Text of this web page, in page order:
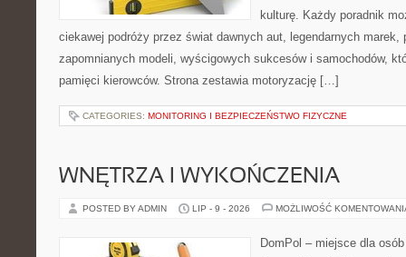
kulturę. Każdy poradnik
ciekawej podróży przez świat dawnych aut, legendarnych marek,
zapomnianych modeli, wyścigowych sukcesów i samochodów,
pamięci kierowców. Strona zestawia motoryzację […]
CATEGORIES: MONITORING I BEZPIECZEŃSTWO FIZYCZNE
WNĘTRZA I WYKOŃCZENIA
POSTED BY ADMIN LIP - 9 - 2026 MOŻLIWOŚĆ
DomPol – miejsce dla